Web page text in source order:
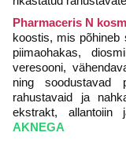
Pharmaceris N
koostis, mis põhineb
piimaohakas,
veresooni,
ning soodustavad
rahustavaid ja
ekstrakt, allantoiin